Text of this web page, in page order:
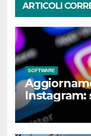
ARTICOLI
SOFTWARE
Instagram:
verde